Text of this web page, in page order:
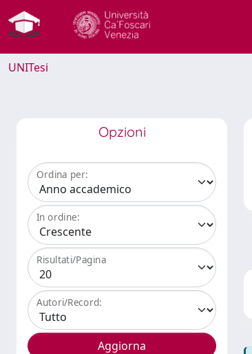
UNITesi
Opzioni
Ordina per:
In ordine:
Risultati/Pagina
Autori/Record: